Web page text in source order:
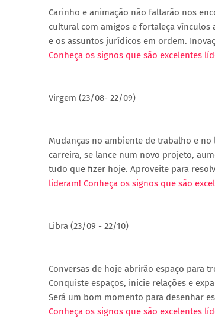
Carinho e animação não faltarão nos
cultural com amigos e fortaleça vínculos
e os assuntos jurídicos em ordem.
Conheça os signos que são excelentes
Virgem (23/08- 22/09)
Mudanças no ambiente de trabalho e
carreira, se lance num novo projeto,
tudo que fizer hoje. Aproveite para
lideram! Conheça os signos que são
Libra (23/09 - 22/10)
Conversas de hoje abrirão espaço para
Conquiste espaços, inicie relações e
Será um bom momento para desenhar
Conheça os signos que são excelentes